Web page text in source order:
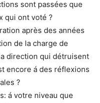
sont passées que
qui ont voté ?
après des années
de la charge de
direction qui détruisent
encore á des réflexions
?
á votre niveau que